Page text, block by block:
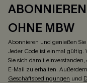
OHNE MBW
Abonnieren und genießen
Jeder Code ist einmal gültig.
Sie sich damit
E-Mail zu erhalten.
Geschäftsbedingungen und